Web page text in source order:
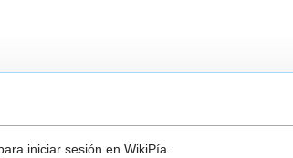
iniciar sesión en WikiPía.